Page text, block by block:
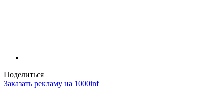
Поделиться
Заказать рекламу на 1000inf